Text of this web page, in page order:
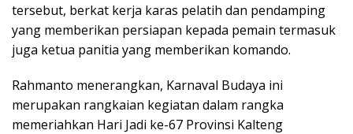
tersebut, berkat kerja karas pelatih dan pendamping
yang memberikan persiapan kepada pemain termasuk
juga ketua panitia yang memberikan komando.
Rahmanto menerangkan, Karnaval Budaya ini
merupakan rangkaian kegiatan dalam rangka
memeriahkan Hari Jadi ke-67 Provinsi Kalteng